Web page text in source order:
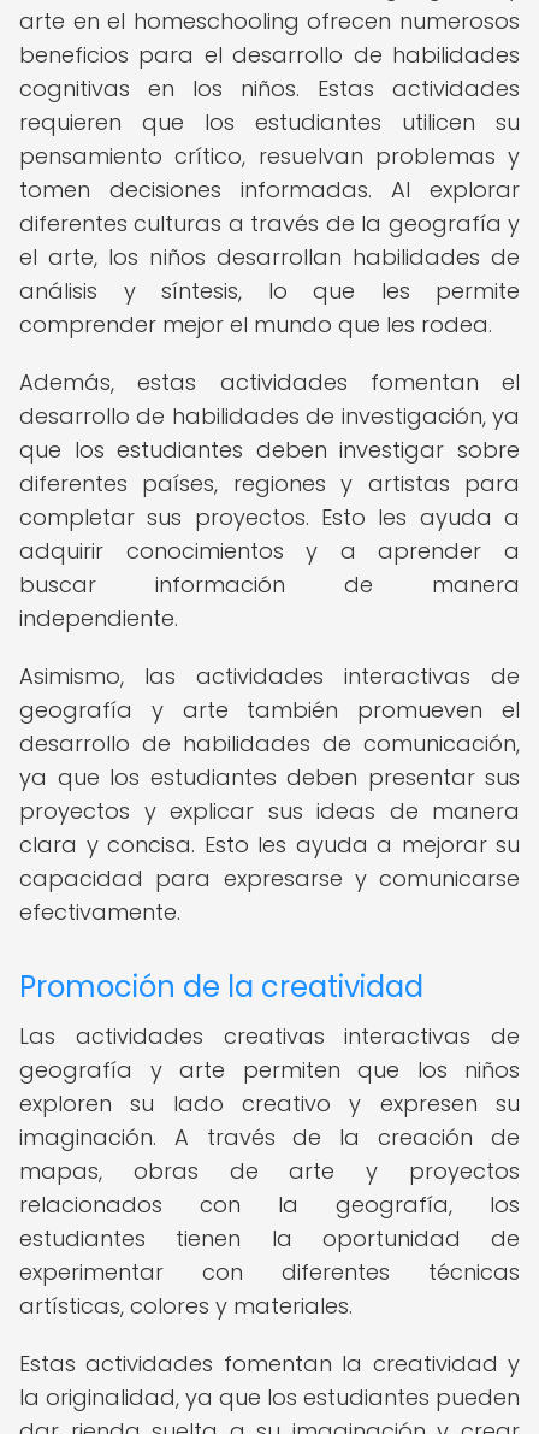
arte en el homeschooling ofrecen numerosos
beneficios para el desarrollo de habilidades
cognitivas en los niños. Estas actividades
requieren que los estudiantes utilicen su
pensamiento crítico, resuelvan problemas y
tomen decisiones informadas. Al explorar
diferentes culturas a través de la geografía y
el arte, los niños desarrollan habilidades de
análisis y síntesis, lo que les permite
comprender mejor el mundo que les rodea.
Además, estas actividades fomentan el
desarrollo de habilidades de investigación, ya
que los estudiantes deben investigar sobre
diferentes países, regiones y artistas para
completar sus proyectos. Esto les ayuda a
adquirir conocimientos y a aprender a
buscar información de manera
independiente.
Asimismo, las actividades interactivas de
geografía y arte también promueven el
desarrollo de habilidades de comunicación,
ya que los estudiantes deben presentar sus
proyectos y explicar sus ideas de manera
clara y concisa. Esto les ayuda a mejorar su
capacidad para expresarse y comunicarse
efectivamente.
Promoción de la creatividad
Las actividades creativas interactivas de
geografía y arte permiten que los niños
exploren su lado creativo y expresen su
imaginación. A través de la creación de
mapas, obras de arte y proyectos
relacionados con la geografía, los
estudiantes tienen la oportunidad de
experimentar con diferentes técnicas
artísticas, colores y materiales.
Estas actividades fomentan la creatividad y
la originalidad, ya que los estudiantes pueden